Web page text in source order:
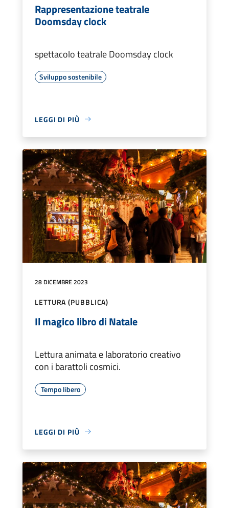
Rappresentazione teatrale
Doomsday clock
spettacolo teatrale Doomsday clock
Sviluppo sostenibile
LEGGI DI PIÙ
28 DICEMBRE 2023
LETTURA (PUBBLICA)
Il magico libro di Natale
Lettura animata e laboratorio creativo
con i barattoli cosmici.
Tempo libero
LEGGI DI PIÙ